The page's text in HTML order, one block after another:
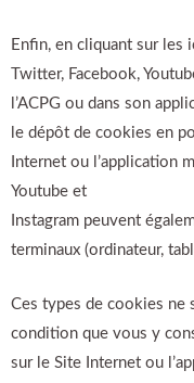
Enfin, en cliquant sur les
Twitter, Facebook,
l’ACPG ou dans son
le dépôt de cookies en
Internet ou l’application
Youtube et
Instagram peuvent
terminaux (ordinateur,
Ces types de cookies ne
condition que vous y
sur le Site Internet ou